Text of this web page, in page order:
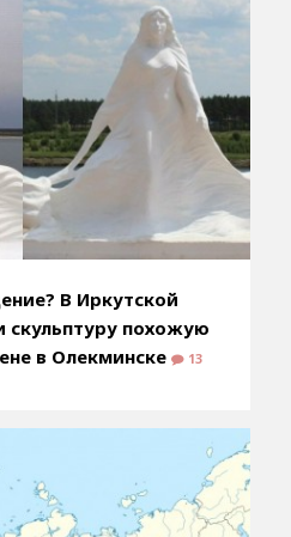
В Иркутской
скульптуру похожую
в Олекминске
13